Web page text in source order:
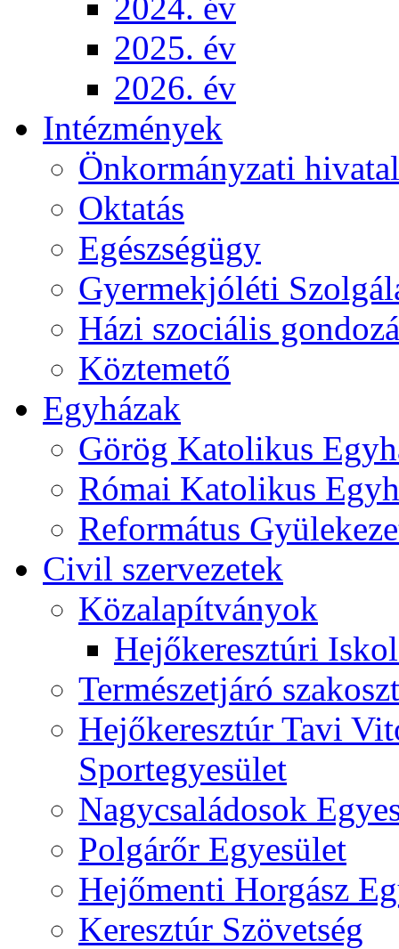
2025. év
2026. év
Intézmények
Önkormányzati hivatal
Oktatás
Egészségügy
Gyermekjóléti
Házi szociális
Köztemető
Egyházak
Görög Katolikus
Római Katolikus
Református
Civil szervezetek
Közalapítványok
Hejőkeresztúri
Természetjáró
Hejőkeresztúr Tavi
Sportegyesület
Nagycsaládosok
Polgárőr Egyesület
Hejőmenti Horgász
Keresztúr Szövetség